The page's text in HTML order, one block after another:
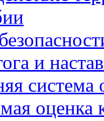
и
система
оценка